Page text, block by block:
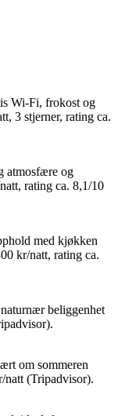
Wi‑Fi, frokost og
3 stjerner, rating ca.
atmosfære og
rating ca. 8,1/10
med kjøkken
kr/natt, rating ca.
beliggenhet
om sommeren
natt (Tripadvisor).